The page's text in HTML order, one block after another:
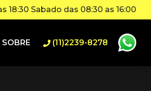
18:30 Sabado das 08:30 as 16:00
SOBRE (11)2239-8278